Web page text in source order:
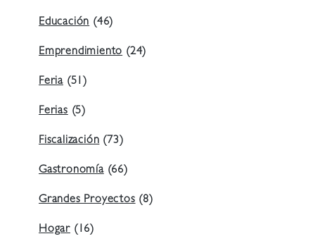
Educación(46)
Emprendimiento(24)
Feria (51)
Ferias(5)
Fiscalización(73)
Gastronomía(66)
Grandes Proyectos(8)
Hogar (16)